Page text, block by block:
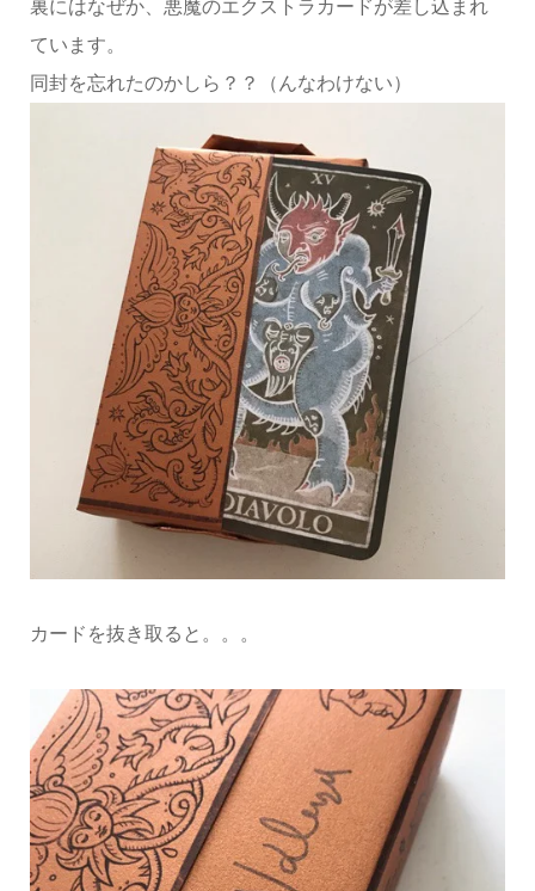
裏にはなぜか、悪魔のエクストラカードが差し込まれ
ています。
同封を忘れたのかしら？？（んなわけない）
カードを抜き取ると。。。